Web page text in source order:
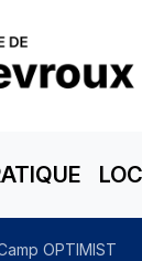
OPTIMIST